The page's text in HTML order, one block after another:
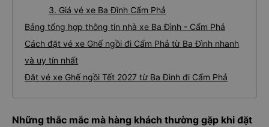
3. Giá vé xe Ba Đình Cẩm Phả
Bảng tổng hợp thông tin nhà xe Ba Đình - Cẩm Phả
Cách đặt vé xe Ghế ngồi đi Cẩm Phả từ Ba Đình nhanh
và uy tín nhất
Đặt vé xe Ghế ngồi Tết 2027 từ Ba Đình đi Cẩm Phả
Những thắc mắc mà hàng khách thường gặp khi đặt